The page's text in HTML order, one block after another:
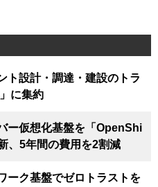
ト設計・調達・建設のトラ
に集約
ー仮想化基盤を「OpenShi
、5年間の費用を2割減
ーク基盤でゼロトラストを